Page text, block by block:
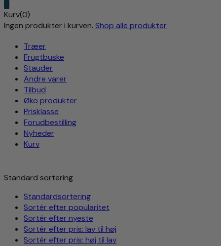
0
Kurv(0)
Ingen produkter i kurven. Shop alle produkter
Træer
Frugtbuske
Stauder
Andre varer
Tilbud
Øko produkter
Prisklasse
Forudbestilling
Nyheder
Kurv
Standard sortering
Standardsortering
Sortér efter popularitet
Sortér efter nyeste
Sortér efter pris: lav til høj
Sortér efter pris: høj til lav